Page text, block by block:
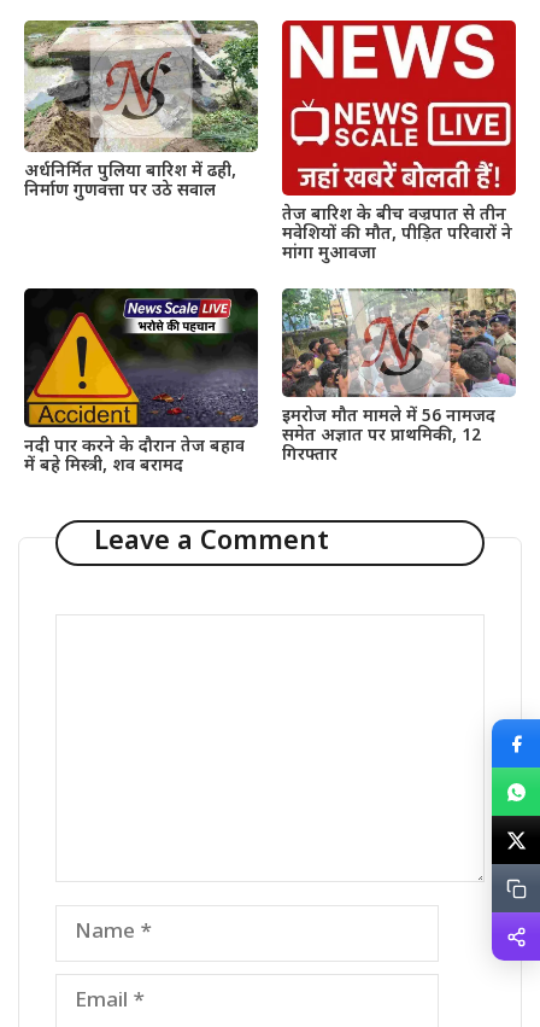
अर्धनिर्मित पुलिया बारिश में ढही,
निर्माण गुणवत्ता पर उठे सवाल
तेज बारिश के बीच वज्रपात से तीन
मवेशियों की मौत, पीड़ित परिवारों ने
मांगा मुआवजा
नदी पार करने के दौरान तेज बहाव
में बहे मिस्त्री, शव बरामद
इमरोज मौत मामले में 56 नामजद
समेत अज्ञात पर प्राथमिकी, 12
गिरफ्तार
Leave a Comment
Name
Email